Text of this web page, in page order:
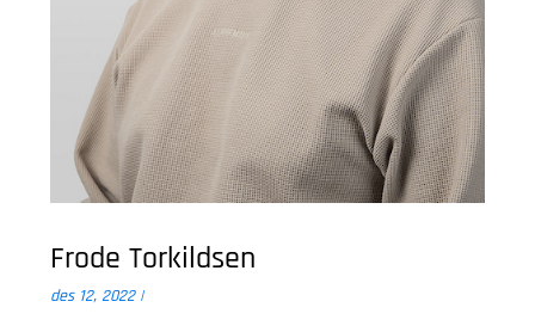
Frode Torkildsen
des 12, 2022|